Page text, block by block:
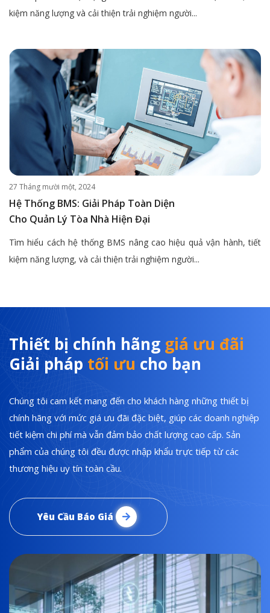
kiệm năng lượng và cải thiện trải nghiệm người...
27 Tháng mười một, 2024
Hệ Thống BMS: Giải Pháp Toàn Diện
Cho Quản Lý Tòa Nhà Hiện Đại
Tìm hiểu cách hệ thống BMS nâng cao hiệu quả vận hành, tiết
kiệm năng lượng, và cải thiện trải nghiệm người...
Thiết bị chính hãng giá ưu đãi
Giải pháp tối ưu cho bạn
Chúng tôi cam kết mang đến cho khách hàng những thiết bị
chính hãng với mức giá ưu đãi đặc biệt, giúp các doanh nghiệp
tiết kiệm chi phí mà vẫn đảm bảo chất lượng cao cấp. Sản
phẩm của chúng tôi đều được nhập khẩu trực tiếp từ các
thương hiệu uy tín toàn cầu.
Yêu Cầu Báo Giá